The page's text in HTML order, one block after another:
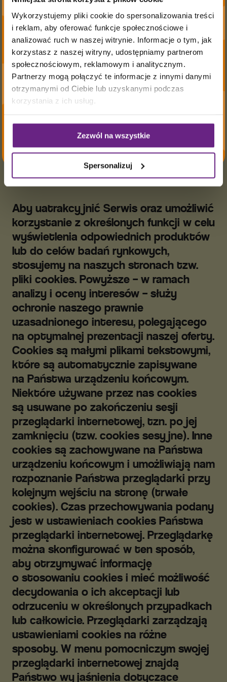
Wykorzystujemy pliki cookie do spersonalizowania treści
i reklam, aby oferować funkcje społecznościowe i
analizować ruch w naszej witrynie. Informacje o tym, jak
korzystasz z naszej witryny, udostępniamy partnerom
społecznościowym, reklamowym i analitycznym.
Partnerzy mogą połączyć te informacje z innymi danymi
otrzymanymi od Ciebie lub uzyskanymi podczas
korzystania z ich usług.
Zezwól na wszystkie
Spersonalizuj
danych w innych celach lub
nie zastrzeżemy sobie prawa dalszego
korzystania z danych w ustawowo
dozwolonych przypadkach, o czym –
w takiej sytuacji informujemy Państwa
w niniejszym oświadczeniu.
6. Cookies
i analityka
internetowa
Aby uatrakcyjnić Serwis oraz umożliwić
korzystanie z określonych funkcji w celu
wyświetlenia odpowiednich produktów
lub do celów badań rynkowych,
stosujemy na naszych stronach tzw.
pliki cookies. Powyższe – w ramach
analizy i oceny interesów – służy
ochronie naszego prawnie
uzasadnionego interesu, polegającego
na optymalnej prezentacji naszej oferty.
Cookies są małymi plikami tekstowymi,
które są automatycznie zapisywane
na Państwa urządzeniu końcowym.
Niektóre używane przez nas cookies
są usuwane po zakończeniu sesji
przeglądarki internetowej, tzn. po jej
zamknięciu (tzw. cookies sesyjne). Inne
cookies są zachowywane na Państwa
urządzeniu końcowym i umożliwiają nam
rozpoznanie Państwa przeglądarki przy
kolejnym wejściu na stronę (trwałe
cookies). Czas przechowywania podany
jest w ustawieniach cookies Państwa
przeglądarki internetowej. Przeglądarkę
można skonfigurować w ten sposób,
aby otrzymywać informację
o stosowaniu cookies i mieć możliwość
decydowania o ich akceptacji lub
odrzuceniu w określonych przypadkach
lub całkowicie. Przeglądarki zarządzają
ustawieniami cookies na różne
sposoby. W menu pomocniczym swojej
przeglądarki internetowej znajdą
Państwo wyjaśnienia dotyczące
Mr. Joseph
wyprodukowane są z
Kurczaka
z Zielonych Ferm
z chowu